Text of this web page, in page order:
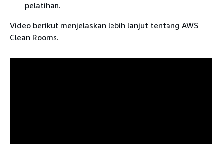
pelatihan.
Video berikut menjelaskan lebih lanjut tentang AWS
Clean Rooms.